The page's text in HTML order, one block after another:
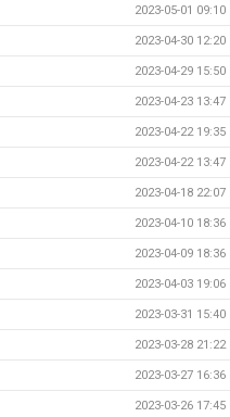
2023-05-01 09:10
2023-04-30 12:20
2023-04-29 15:50
2023-04-23 13:47
2023-04-22 19:35
2023-04-22 13:47
2023-04-18 22:07
2023-04-10 18:36
2023-04-09 18:36
2023-04-03 19:06
2023-03-31 15:40
2023-03-28 21:22
2023-03-27 16:36
2023-03-26 17:45